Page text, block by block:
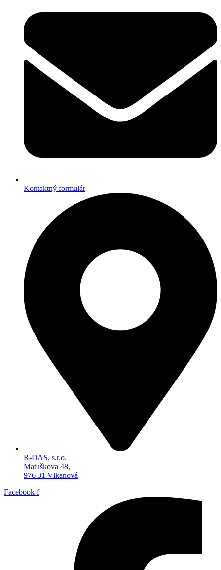
Kontaktný formulár
R-DAS, s.r.o.
Matuškova 48,
976 31 Vlkanová
Facebook-f